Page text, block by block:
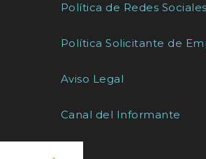
Política de Redes Sociales
Política Solicitante de
Aviso Legal
Canal del Informante